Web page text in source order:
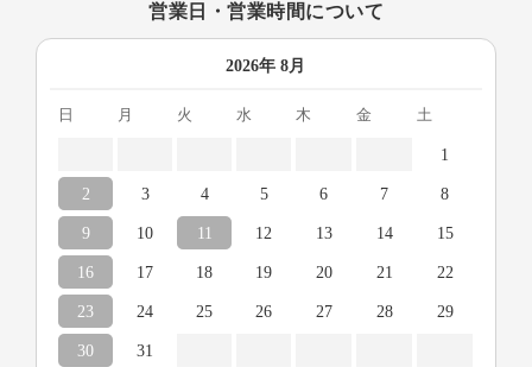
営業日・営業時間について
2026年 8月
日 月 火 水 木 金 土
1
2 3 4 5 6 7 8
9 10 11 12 13 14 15
16 17 18 19 20 21 22
23 24 25 26 27 28 29
30 31